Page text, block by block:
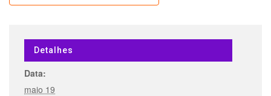
Detalhes
Data:
maio 19